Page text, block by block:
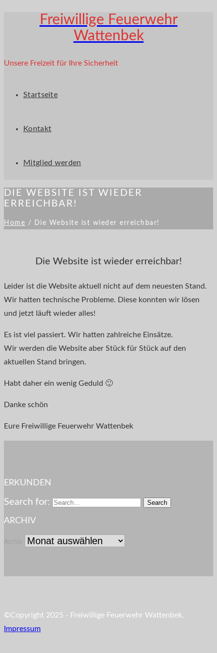
Freiwillige Feuerwehr
Wattenbek
Unsere Freizeit für Ihre Sicherheit
Startseite
Kontakt
Mitglied werden
DIE WEBSITE IST WIEDER
ERREICHBAR!
Home / Die Website ist wieder erreichbar!
Die Website ist wieder erreichbar!
Leider ist die Website aktuell nicht auf dem neuesten Stand.
Wir hatten technische Probleme. Diese konnten wir lösen
und jetzt läuft wieder alles!
Es ist viel passiert. Wir hatten zahlreiche Einsätze.
Wir werden die Website aber Stück für Stück auf den
aktuellen Stand bringen.
Habt daher ein wenig Geduld 🙂
Danke schön
Eure Freiwillige Feuerwehr Wattenbek
ERKUNDEN
Search for:
ARCHIV
©Copyright 2025 - Freiwillige Feuerwehr Wattenbek.
Impressum